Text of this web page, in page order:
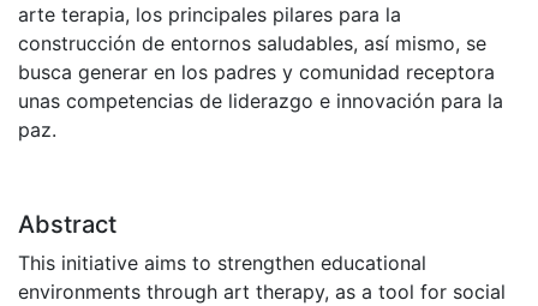
arte terapia, los principales pilares para la
construcción de entornos saludables, así mismo, se
busca generar en los padres y comunidad receptora
unas competencias de liderazgo e innovación para la
paz.
Abstract
This initiative aims to strengthen educational
environments through art therapy, as a tool for social